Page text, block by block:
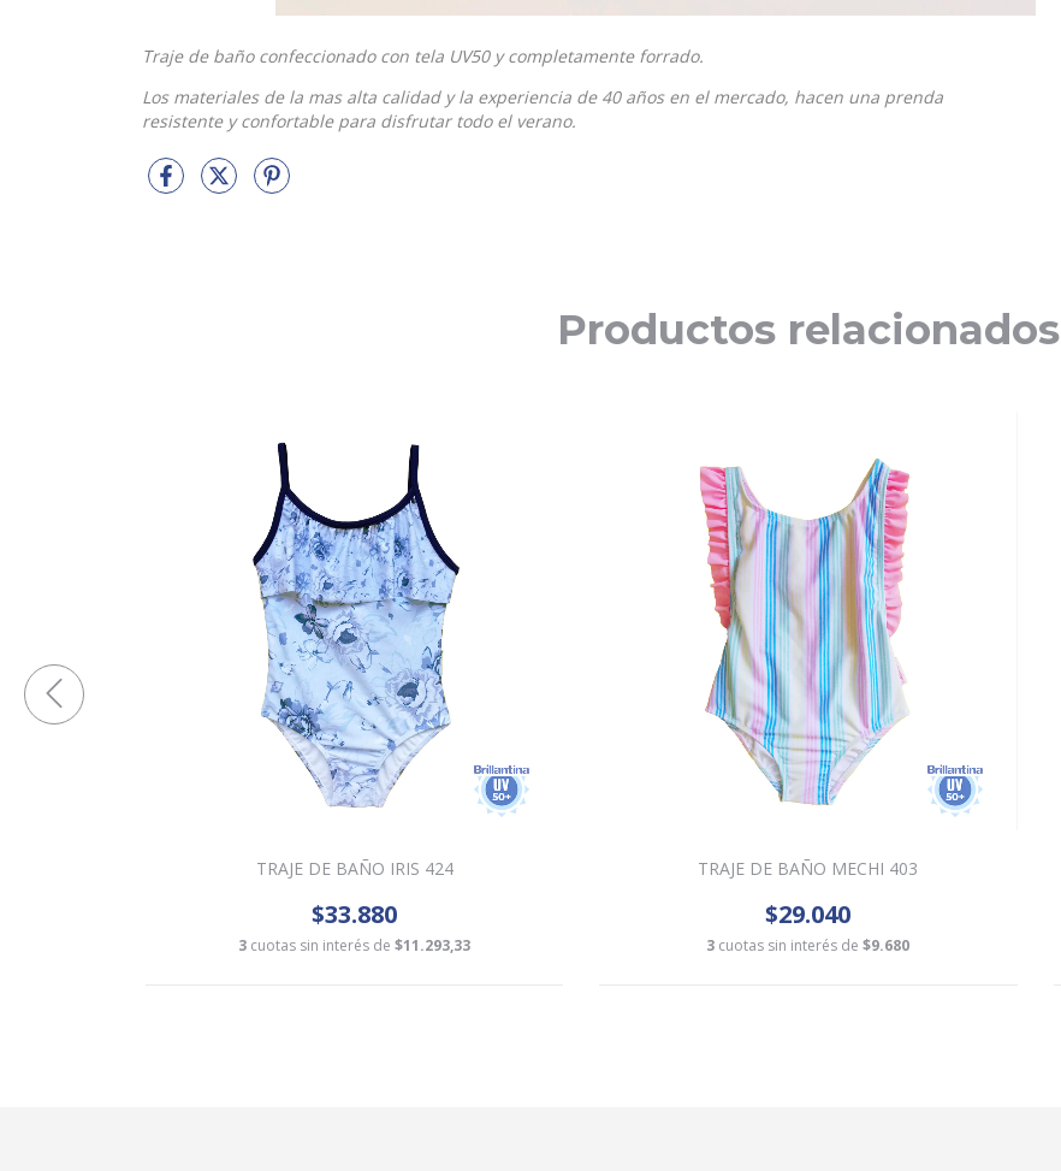
Traje de baño confeccionado con tela UV50 y completamente forrado.
Los materiales de la mas alta calidad y la experiencia de 40 años en el mercado, hacen una prenda
resistente y confortable para disfrutar todo el verano.
Productos relacionados
TRAJE DE BAÑO IRIS 424
$33.880
3 cuotas sin interés de$11.293,33
TRAJE DE BAÑO MECHI 403
$29.040
3 cuotas sin interés de$9.680